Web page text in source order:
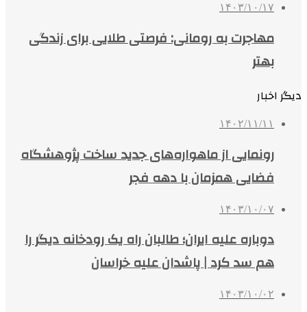
۱۴۰۳/۱۰/۱۷
مهاجرت به رومانی: فرصتی طلایی برای زندگی
بهتر
دیگر اخبار
۱۴۰۲/۱۱/۱۱
رونمایی از ماهواره‌های جدید ساخت پژوهشگاه
فضایی همزمان با دهه فجر
۱۴۰۳/۱۰/۰۷
دوباره علیه ایران؛ طالبان راه یک رودخانه دیگر را
هم سد کرد | پاشدان علیه خراسان
۱۴۰۳/۱۰/۰۲